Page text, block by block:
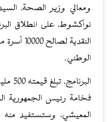
ومعالي وزير الصحة،
النقدية
الوطني.
فخامة رئيس الجمهورية
المعيشي، وستستفيد